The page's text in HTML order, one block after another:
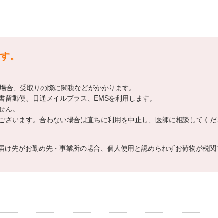
。
、受取りの際に関税などがかかります。
郵便、日通メイルプラス、EMSを利用します。
。
います。合わない場合は直ちに利用を中止し、医師に相談してく
先がお勤め先・事業所の場合、個人使用と認められずお荷物が税